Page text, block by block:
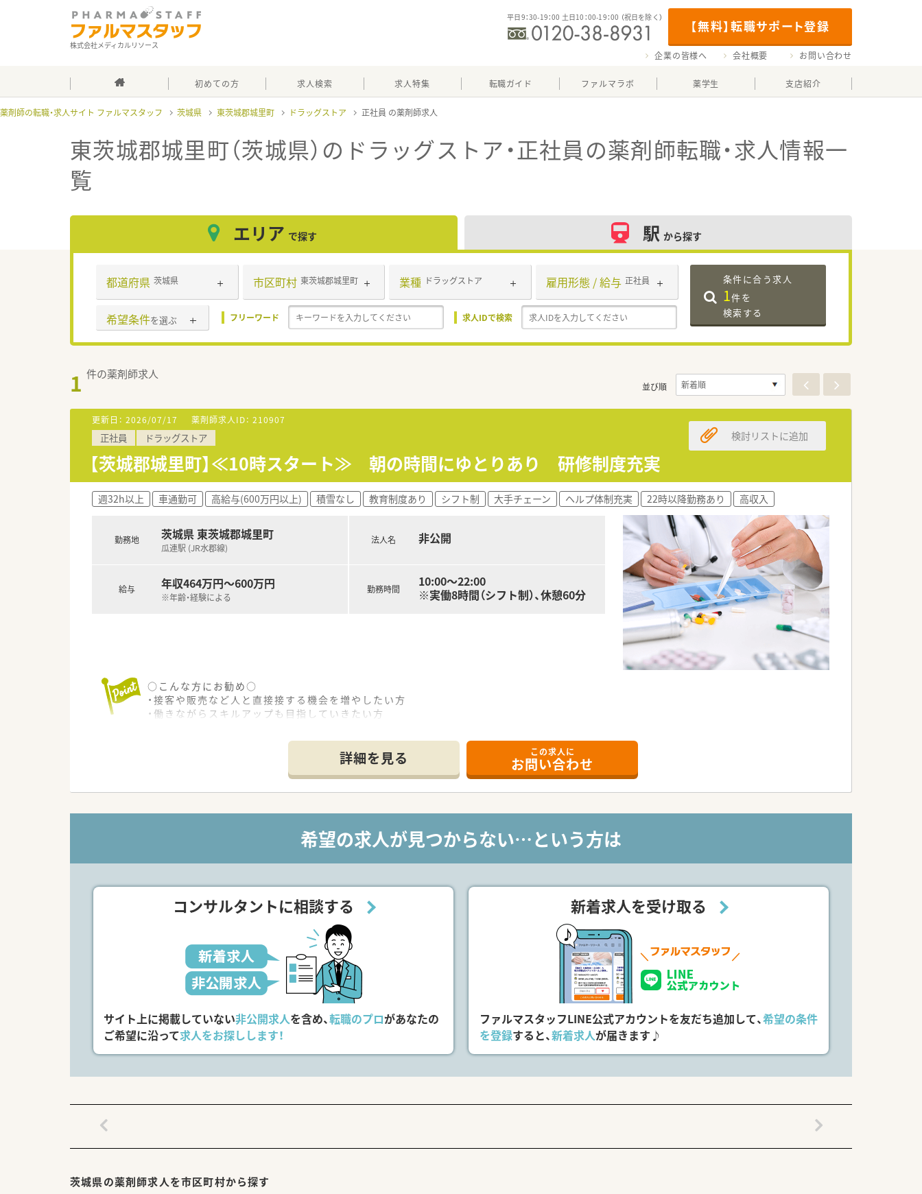
株式会社メディカルリソース
【無料】転職サポート登録
平日9：30-19：00 土日10：00-19：00 （祝日を除く）
企業の皆様へ 会社概要 お問い合わせ
初めての方 求人検索 求人特集 転職ガイド ファルマラボ 薬学生 支店紹介
薬剤師の転職・求人サイト ファルマスタッフ 茨城県 東茨城郡城里町 ドラッグストア 正社員
東茨城郡城里町（茨城県）のドラッグストア・正社員の薬剤師転職・求人情報一
覧
エリア で探す 駅 から探す
都道府県 茨城県 市区町村 東茨城郡城里町 業種 ドラッグストア 雇用形態 / 給与 正社員
希望条件を選ぶ フリーワード 求人IDで検索
条件に合う求人
1件を
検索する
1 件の薬剤師求人
並び順
更新日： 2026/07/17 薬剤師求人ID： 210907
正社員 ドラッグストア
【茨城郡城里町】≪10時スタート≫ 朝の時間にゆとりあり 研修制度充実
検討リストに追加
週32h以上 車通勤可 高給与(600万円以上) 積雪なし 教育制度あり シフト制 大手チェーン ヘルプ体制充実 22時以降勤務あり 高収入
勤務地 茨城県 東茨城郡城里町
瓜連駅 (JR水郡線)
給与 年収464万円～600万円
※年齢・経験による
法人名 非公開
勤務時間
10:00～22:00
※実働8時間（シフト制）、休憩60分
○こんな方にお勧め○
・接客や販売など人と直接接する機会を増やしたい方
・働きながらスキルアップも目指していきたい方
詳細を見る この求人に
お問い合わせ
希望の求人が見つからない…という方は
コンサルタントに相談する
サイト上に掲載していない非公開求人を含め、転職のプロがあなたの
ご希望に沿って求人をお探しします！
新着求人を受け取る
ファルマスタッフLINE公式アカウントを友だち追加して、希望の条件
を登録すると、新着求人が届きます♪
茨城県の薬剤師求人を市区町村から探す